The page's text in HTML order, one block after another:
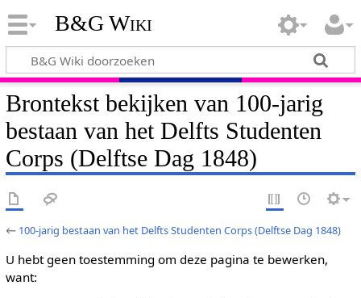
B&G Wiki
Brontekst bekijken van 100-jarig
bestaan van het Delfts Studenten
Corps (Delftse Dag 1848)
← 100-jarig bestaan van het Delfts Studenten Corps (Delftse Dag 1848)
U hebt geen toestemming om deze pagina te bewerken,
want: